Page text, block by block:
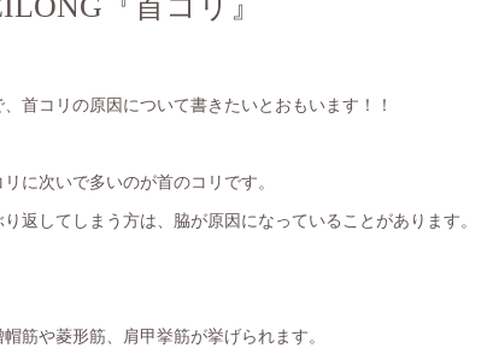
首コリの原因について書きたいとおもいます！！
に次いで多いのが首のコリです。
返してしまう方は、脇が原因になっていることがあります。
筋や菱形筋、肩甲挙筋が挙げられます。